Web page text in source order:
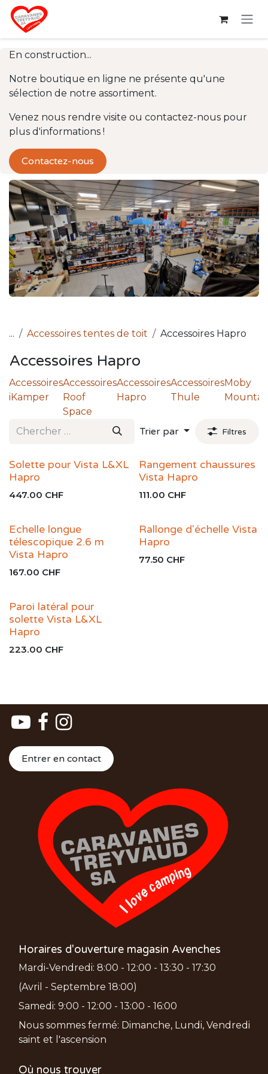
Se rendre au contenu
En construction...
Notre boutique en ligne ne présente qu'une
sélection de notre assortiment.
Venez nous rendre visite ou contactez-nous pour
plus d'informations !
Contactez-nous
... Accessoires tentes de toit Accessoires Hapro
Accessoires Hapro
Accessoires
iKamper
Accessoires
Roof
Space
Accessoires
Hapro
Accessoires
Thule
Moby
Trier par Filtres
Solette pour Vista L&XL
Hapro
447.00 CHF
Rangement chaussures
Vista Hapro
111.00 CHF
Echelle longue
télescopique 2.6 m
Vista Hapro
167.00 CHF
Rallonge d'échelle Vista
Hapro
77.50 CHF
Paroi latéral pour
solette Vista L&XL
Hapro
223.00 CHF
Entrer en contact
Horaires d'ouverture magasin Avenches
Mardi-Vendredi: 8:00 - 12:00 - 13:30 - 17:30
(Avril - Septembre 18:00)
Samedi: 9:00 - 12:00 - 13:00 - 16:00
Nous sommes fermé: Dimanche, Lundi, Vendredi
saint et l'ascension
Où nous trouver